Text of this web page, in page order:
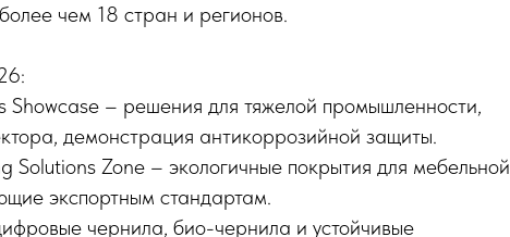
чем 18 стран и регионов.
– решения для тяжелой промышленности,
демонстрация антикоррозийной защиты.
Zone – экологичные покрытия для мебельной
экспортным стандартам.
чернила, био-чернила и устойчивые